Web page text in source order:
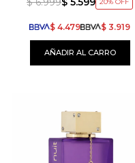
$ 3.919
$ 4.479